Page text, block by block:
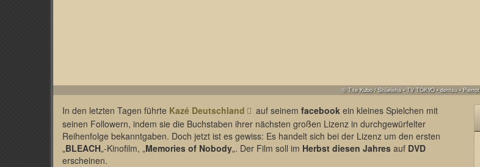
© Tite Kubo / Shūeisha • TV TOKYO • dentsu • Pierrot
In den letzten Tagen führte Kazé Deutschland auf seinem facebookein kleines Spielchen mit
seinen Followern, indem sie die Buchstaben ihrer nächsten großen Lizenz in durchgewürfelter
Reihenfolge bekanntgaben. Doch jetzt ist es gewiss: Es handelt sich bei der Lizenz um den ersten
„BLEACH„-Kinofilm, „Memories of Nobody„. Der Film soll im Herbst diesen Jahres auf DVD
erscheinen.